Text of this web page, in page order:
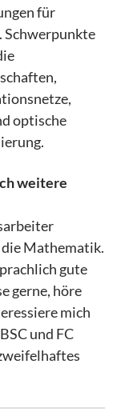
für
Schwerpunkte
optische
weitere
Mathematik.
gute
gerne, höre
mich
und FC